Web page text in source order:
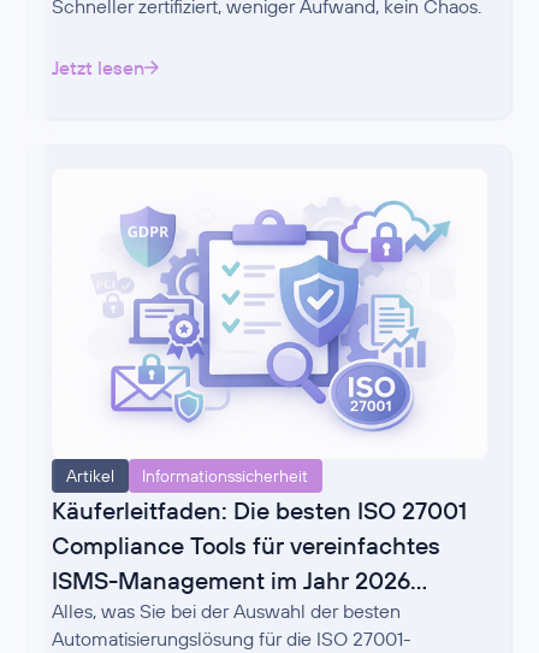
Schneller zertifiziert, weniger Aufwand, kein Chaos.
Jetzt lesen
Artikel Informationssicherheit
Käuferleitfaden: Die besten ISO 27001
Compliance Tools für vereinfachtes
ISMS-Management im Jahr 2026
auswählen
Alles, was Sie bei der Auswahl der besten
Automatisierungslösung für die ISO 27001-